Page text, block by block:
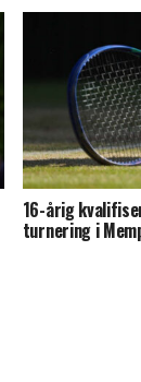
16-årig
turnering i